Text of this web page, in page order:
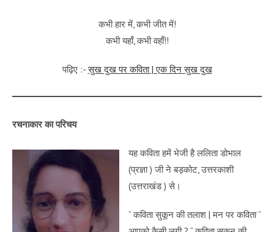
कभी हार में, कभी जीत में!
कभी यहाँ, कभी वहाँ!!
पढ़िए :-सुख दुख पर कविता | एक दिन सुख दुख
रचनाकार का परिचय
यह कविता हमें भेजी है ललिता डोभाल
(प्रज्ञा ) जी ने बड़कोट, उत्तरकाशी
(उत्तराखंड ) से।
“ कविता सुकून की तलाश | मन पर कविता ”